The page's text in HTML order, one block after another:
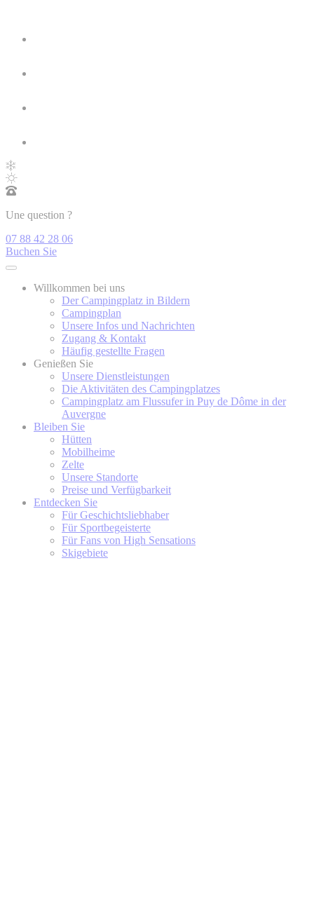
Une question ?
07 88 42 28 06
Buchen Sie
Willkommen bei uns
Der Campingplatz in Bildern
Campingplan
Unsere Infos und Nachrichten
Zugang & Kontakt
Häufig gestellte Fragen
Genießen Sie
Unsere Dienstleistungen
Die Aktivitäten des Campingplatzes
Campingplatz am Flussufer in Puy de Dôme in der
Auvergne
Bleiben Sie
Hütten
Mobilheime
Zelte
Unsere Standorte
Preise und Verfügbarkeit
Entdecken Sie
Für Geschichtsliebhaber
Für Sportbegeisterte
Für Fans von High Sensations
Skigebiete